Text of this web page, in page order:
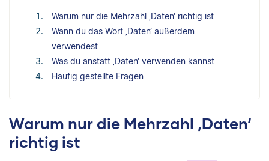
Warum nur die Mehrzahl ‚Daten‘ richtig ist
Wann du das Wort ‚Daten‘ außerdem
verwendest
Was du anstatt ‚Daten‘ verwenden kannst
Häufig gestellte Fragen
Warum nur die Mehrzahl ‚Daten‘
richtig ist